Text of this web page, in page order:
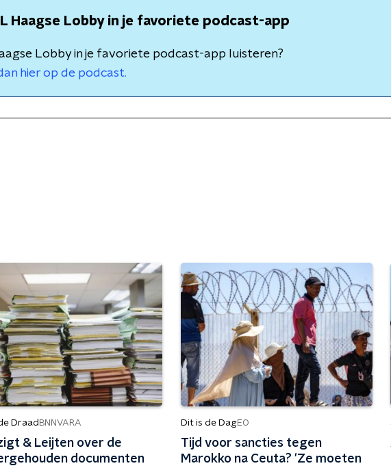
Haagse Lobby in je favoriete podcast-app
Lobby in je favoriete podcast-app luisteren?
hier op de podcast.
Draad BNNVARA
& Leijten over de
documenten
Dit is de DagEO
Tijd voor sancties tegen
Marokko na Ceuta? 'Ze moeten